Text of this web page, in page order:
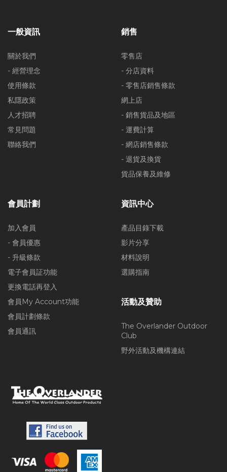
一般資訊
關於我們
- 經營理念
使用條款
私隱政策
人才招聘
常見問題
聯絡我們
銷售
零售店
- 分店資料
- 零售店銷售條款
網上店
- 銷售貨品及地區
- 運費計算
- 網店銷售條款
- 退貨及換貨
貨品保養及維修
會員計劃
加入會員
- 會員優惠
- 升級條款
電子會員証功能
更換電話再登入
會員My Account功能
會員計劃條款
會員通訊
資訊中心
產品目錄下載
影片分享
材料說明
選購指南
活動及贊助
The Overlander Outdoor
Club
野外活動及機構連結